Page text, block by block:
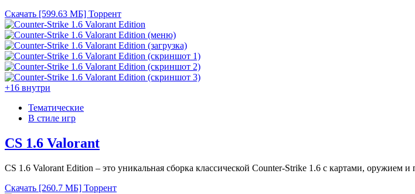
Скачать [599.63 МБ] Торрент
+16 внутри
Тематические
В стиле игр
CS 1.6 Valorant
CS 1.6 Valorant Edition – это уникальная сборка классической Counter-Strike 1.6 с картами,
Скачать [260.7 МБ] Торрент